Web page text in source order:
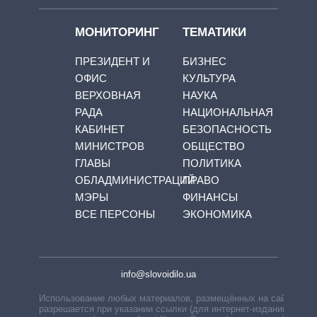
МОНИТОРИНГ
ПРЕЗИДЕНТ И
ОФИС
ВЕРХОВНАЯ
РАДА
КАБИНЕТ
МИНИСТРОВ
ГЛАВЫ
ОБЛАДМИНИСТРАЦИЙ
МЭРЫ
ВСЕ ПЕРСОНЫ
ТЕМАТИКИ
БИЗНЕС
КУЛЬТУРА
НАУКА
НАЦИОНАЛЬНАЯ
БЕЗОПАСНОСТЬ
ОБЩЕСТВО
ПОЛИТИКА
ПРАВО
ФИНАНСЫ
ЭКОНОМИКА
info@slovoidilo.ua
Использование любых материалов, размещённых на сайте,
разрешается при указании ссылки (для интернет-изданий —